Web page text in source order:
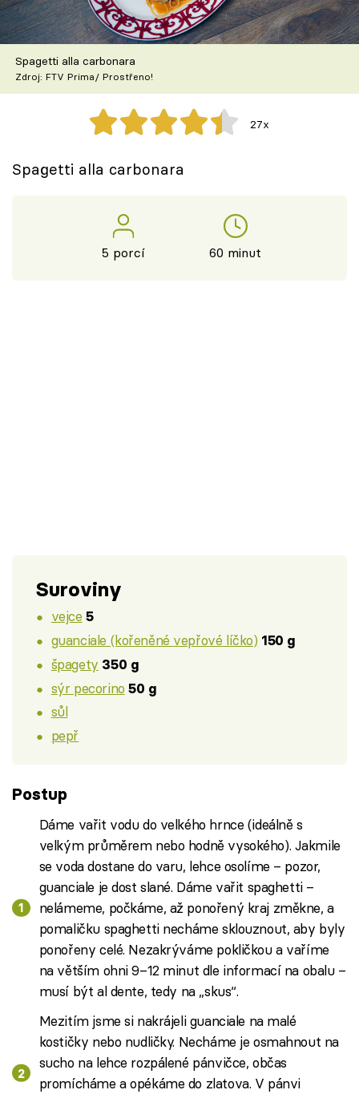
Škola vaření
Recepty z TV
Speciál: Cuketa
Těhotnej kuchař
Sledujte prima+
Spagetti alla carbonara
Zdroj: FTV Prima/ Prostřeno!
27x
Spagetti alla carbonara
5 porcí 60 minut
Suroviny
vejce 5
guanciale (kořeněné vepřové líčko) 150 g
špagety 350 g
sýr pecorino 50 g
sůl
pepř
Postup
Dáme vařit vodu do velkého hrnce (ideálně s
velkým průměrem nebo hodně vysokého). Jakmile
se voda dostane do varu, lehce osolíme – pozor,
guanciale je dost slané. Dáme vařit spaghetti –
nelámeme, počkáme, až ponořený kraj změkne, a
pomaličku spaghetti necháme sklouznout, aby byly
ponořeny celé. Nezakrýváme pokličkou a vaříme
na větším ohni 9–12 minut dle informací na obalu –
musí být al dente, tedy na „skus“.
Mezitím jsme si nakrájeli guanciale na malé
kostičky nebo nudličky. Necháme je osmahnout na
sucho na lehce rozpálené pánvičce, občas
promícháme a opékáme do zlatova. V pánvi